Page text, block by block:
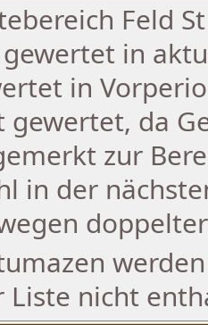
Feld
in
in
gewertet, da
zur
in der
Liste nicht